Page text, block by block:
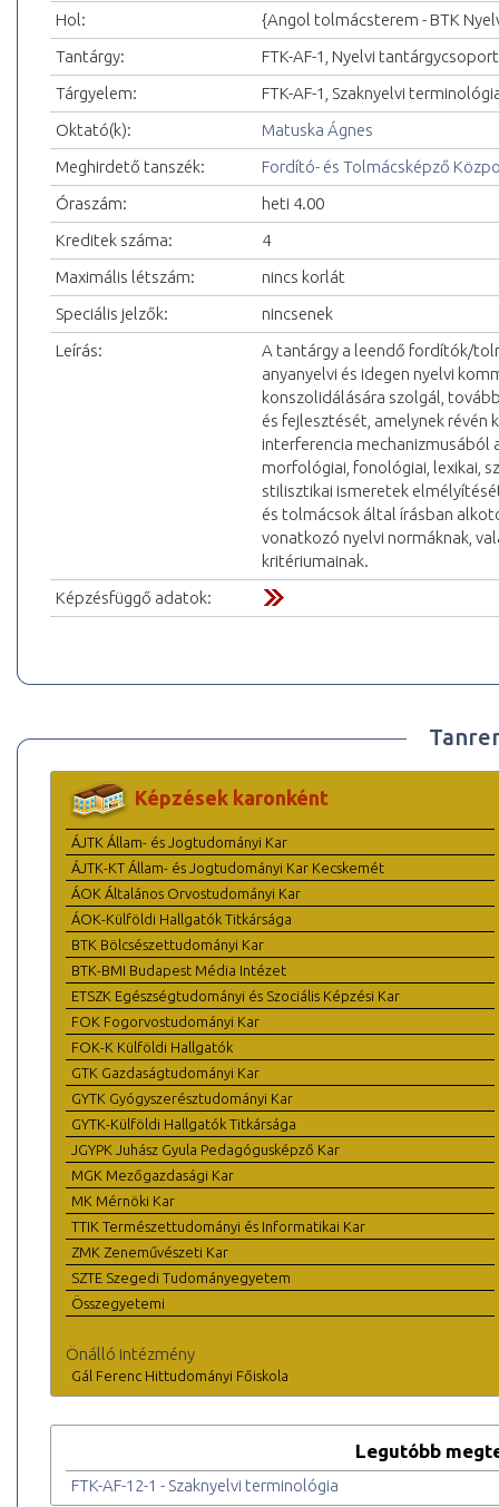
Hol:
{Angol tolmácsterem - BTK
Tantárgy:
FTK-AF-1, Nyelvi tantárgycsoport
Tárgyelem:
FTK-AF-1, Szaknyelvi
Oktató(k):
Matuska Ágnes
Meghirdető tanszék:
Fordító- és Tolmácsképző
Óraszám:
heti 4.00
Kreditek száma:
4
Maximális létszám:
nincs korlát
Speciális jelzők:
nincsenek
Leírás:
A tantárgy a leendő fordítók/
anyanyelvi és idegen nyelvi
konszolidálására szolgál,
és fejlesztését, amelynek
interferencia mechanizmusából
morfológiai, fonológiai, lexikai,
stilisztikai ismeretek
és tolmácsok által írásban
vonatkozó nyelvi normáknak,
kritériumainak.
Képzésfüggő adatok:
Képzések karonként
ÁJTK Állam- és Jogtudományi Kar
ÁJTK-KT Állam- és Jogtudományi Kar Kecskemét
ÁOK Általános Orvostudományi Kar
ÁOK-Külföldi Hallgatók Titkársága
BTK Bölcsészettudományi Kar
BTK-BMI Budapest Média Intézet
ETSZK Egészségtudományi és Szociális Képzési Kar
FOK Fogorvostudományi Kar
FOK-K Külföldi Hallgatók
GTK Gazdaságtudományi Kar
GYTK Gyógyszerésztudományi Kar
GYTK-Külföldi Hallgatók Titkársága
JGYPK Juhász Gyula Pedagógusképző Kar
MGK Mezőgazdasági Kar
MK Mérnöki Kar
TTIK Természettudományi és Informatikai Kar
ZMK Zeneművészeti Kar
SZTE Szegedi Tudományegyetem
Összegyetemi
Önálló intézmény
Gál Ferenc Hittudományi Főiskola
Legutóbb
FTK-AF-12-1 - Szaknyelvi terminológia